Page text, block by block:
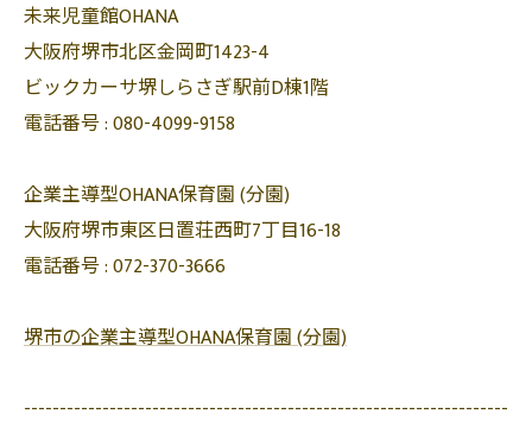
未来児童館OHANA
大阪府堺市北区金岡町1423-4
ビックカーサ堺しらさぎ駅前D棟1階
電話番号 :080-4099-9158
企業主導型OHANA保育園 (分園)
大阪府堺市東区日置荘西町7丁目16-18
電話番号 :072-370-3666
堺市の企業主導型OHANA保育園 (分園)
--------------------------------------------------------------------